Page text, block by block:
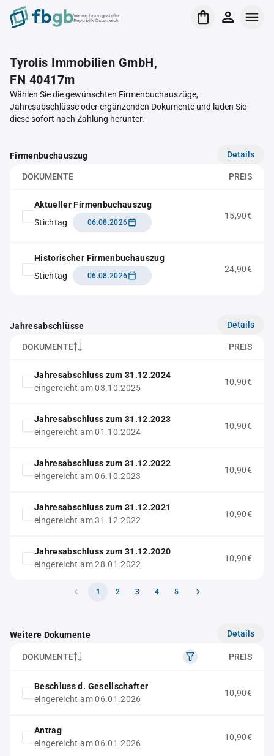
Verrechnungsstelle
Republik Österreich
Tyrolis Immobilien GmbH,
FN 40417m
Wählen Sie die gewünschten Firmenbuchauszüge,
Jahresabschlüsse oder ergänzenden Dokumente und laden Sie
diese sofort nach Zahlung herunter.
Firmenbuchauszug Details
DOKUMENTE PREIS
Aktueller Firmenbuchauszug
Stichtag
06.08.2026
15,90€
Historischer Firmenbuchauszug
Stichtag
06.08.2026
24,90€
Jahresabschlüsse Details
DOKUMENTE PREIS
Jahresabschluss zum 31.12.2024
eingereicht am 03.10.2025
10,90€
Jahresabschluss zum 31.12.2023
eingereicht am 01.10.2024
10,90€
Jahresabschluss zum 31.12.2022
eingereicht am 06.10.2023
10,90€
Jahresabschluss zum 31.12.2021
eingereicht am 31.12.2022
10,90€
Jahresabschluss zum 31.12.2020
eingereicht am 28.01.2022
10,90€
1 2 3 4 5
Weitere Dokumente Details
DOKUMENTE PREIS
Beschluss d. Gesellschafter
eingereicht am 06.01.2026
10,90€
Antrag
eingereicht am 06.01.2026
10,90€